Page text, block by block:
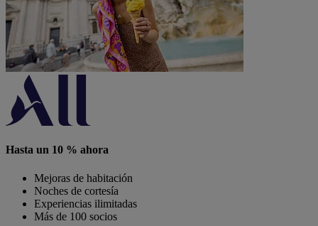
Hasta un 10 % ahora
Mejoras de habitación
Noches de cortesía
Experiencias ilimitadas
Más de 100 socios